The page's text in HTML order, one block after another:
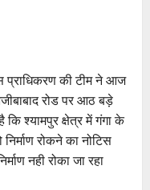
प्राधिकरण की टीम ने आज
रोड पर आठ बड़े
कि श्यामपुर क्षेत्र में गंगा के
रोकने का नोटिस
नही रोका जा रहा